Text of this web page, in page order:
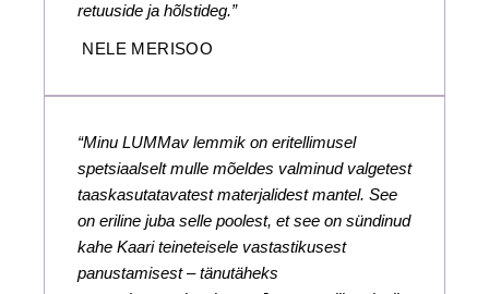
retuuside ja hõlstideg.”
NELE MERISOO
“Minu LUMMav lemmik on eritellimusel
spetsiaalselt mulle mõeldes valminud valgetest
taaskasutatavatest materjalidest mantel. See
on eriline juba selle poolest, et see on sündinud
kahe Kaari teineteisele vastastikusest
panustamisest – tänutäheks